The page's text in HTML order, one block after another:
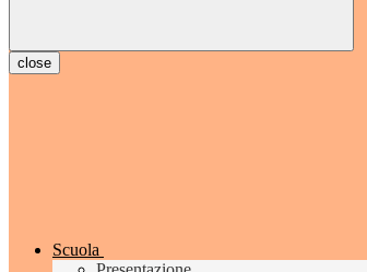
close
Scuola